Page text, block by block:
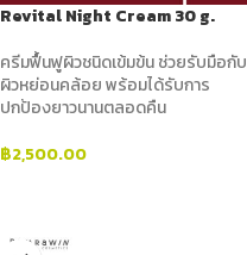
Revital Night Cream 30 g.
ครีมฟื้นฟูผิวชนิดเข้มข้น ช่วยรับมือกับ
ผิวหย่อนคล้อย พร้อมได้รับการ
ปกป้องยาวนานตลอดคืน
฿2,500.00